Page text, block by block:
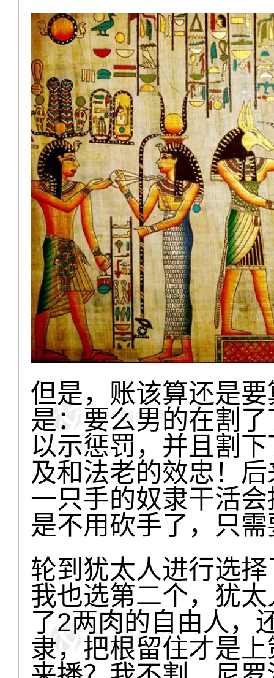
但是，账该算还是
是：要么男的在割
以示惩罚，并且割
及和法老的效忠！
一只手的奴隶干活
是不用砍手了，只
轮到犹太人进行选
我也选第二个，犹
了2两肉的自由人，
隶，把根留住才是